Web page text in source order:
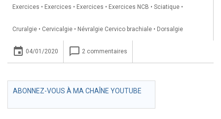
Exercices • Exercices • Exercices • Exercices NCB • Sciatique •
Cruralgie • Cervicalgie • Névralgie Cervico brachiale • Dorsalgie
insert_invitation 04/01/2020 chat_bubble_outline 2 commentaires
ABONNEZ-VOUS À MA CHAÎNE YOUTUBE